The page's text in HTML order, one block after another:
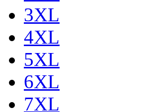
3XL
4XL
5XL
6XL
7XL